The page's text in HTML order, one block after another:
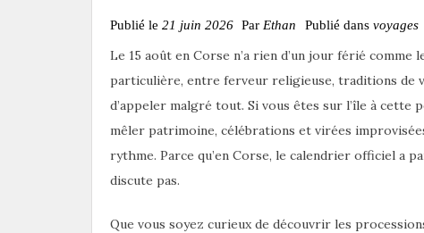
Publié le 21 juin 2026 Par Ethan Publié dans voyages
Le 15 août en Corse n’a rien d’un jour férié comme
particulière, entre ferveur religieuse, traditions de
d’appeler malgré tout. Si vous êtes sur l’île à cette
mêler patrimoine, célébrations et virées
rythme. Parce qu’en Corse, le calendrier officiel a
discute pas.
Que vous soyez curieux de découvrir les